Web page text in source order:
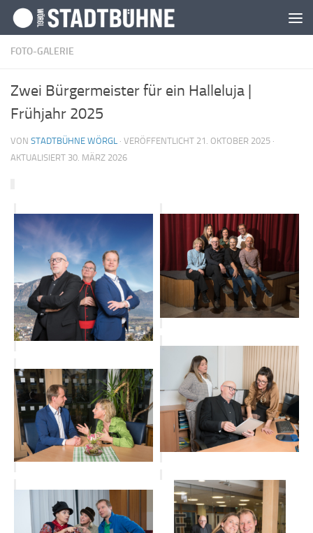
Zum Inhalt springen
FOTO-GALERIE
Zwei Bürgermeister für ein Halleluja |
Frühjahr 2025
VON STADTBÜHNE WÖRGL · VERÖFFENTLICHT 21. OKTOBER 2025 ·
AKTUALISIERT 30. MÄRZ 2026